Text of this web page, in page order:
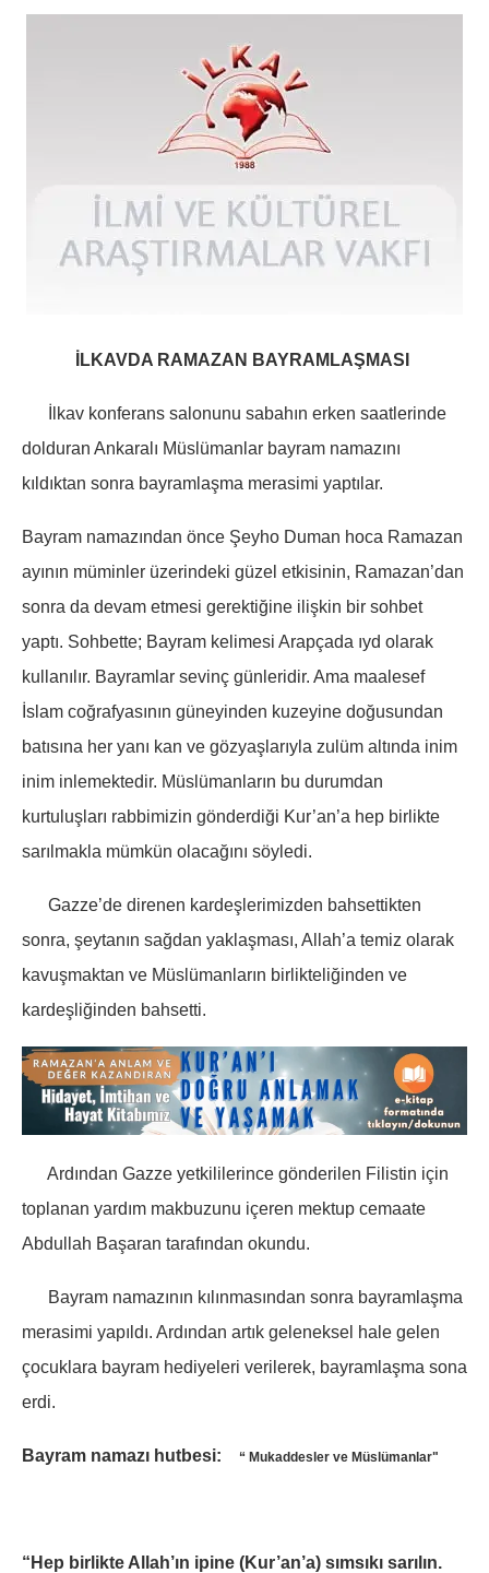
İLKAVDA RAMAZAN BAYRAMLAŞMASI
İlkav konferans salonunu sabahın erken saatlerinde
dolduran Ankaralı Müslümanlar bayram namazını
kıldıktan sonra bayramlaşma merasimi yaptılar.
Bayram namazından önce Şeyho Duman hoca Ramazan
ayının müminler üzerindeki güzel etkisinin, Ramazan’dan
sonra da devam etmesi gerektiğine ilişkin bir sohbet
yaptı. Sohbette; Bayram kelimesi Arapçada ıyd olarak
kullanılır. Bayramlar sevinç günleridir. Ama maalesef
İslam coğrafyasının güneyinden kuzeyine doğusundan
batısına her yanı kan ve gözyaşlarıyla zulüm altında inim
inim inlemektedir. Müslümanların bu durumdan
kurtuluşları rabbimizin gönderdiği Kur’an’a hep birlikte
sarılmakla mümkün olacağını söyledi.
Gazze’de direnen kardeşlerimizden bahsettikten
sonra, şeytanın sağdan yaklaşması, Allah’a temiz olarak
kavuşmaktan ve Müslümanların birlikteliğinden ve
kardeşliğinden bahsetti.
Ardından Gazze yetkililerince gönderilen Filistin için
toplanan yardım makbuzunu içeren mektup cemaate
Abdullah Başaran tarafından okundu.
Bayram namazının kılınmasından sonra bayramlaşma
merasimi yapıldı. Ardından artık geleneksel hale gelen
çocuklara bayram hediyeleri verilerek, bayramlaşma sona
erdi.
Bayram namazı hutbesi: “ Mukaddesler ve Müslümanlar"
“Hep birlikte Allah’ın ipine (Kur’an’a) sımsıkı sarılın.